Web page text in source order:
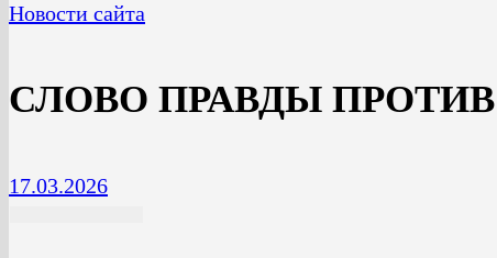
Новости сайта
СЛОВО ПРАВДЫ
17.03.2026